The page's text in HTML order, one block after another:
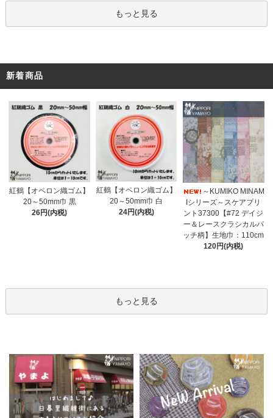
もっと見る
新着商品
紅鶴【オペロン織ゴム】
20～50mm巾 黒
26円(内税)
紅鶴【オペロン織ゴム】
20～50mm巾 白
24円(内税)
～KUMIKO MINAM
Iシリーズ～スケアプリ
ント37300【#72 デイジ
ー＆レースクラシカルパ
ッチ柄】生地巾：110cm
120円(内税)
もっと見る